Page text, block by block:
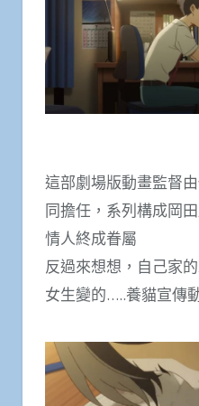
這部劇場版動畫監督
同擔任，系列構成岡
情人終成眷屬
反過來想想，自己家
女生變的…..養貓宣傳